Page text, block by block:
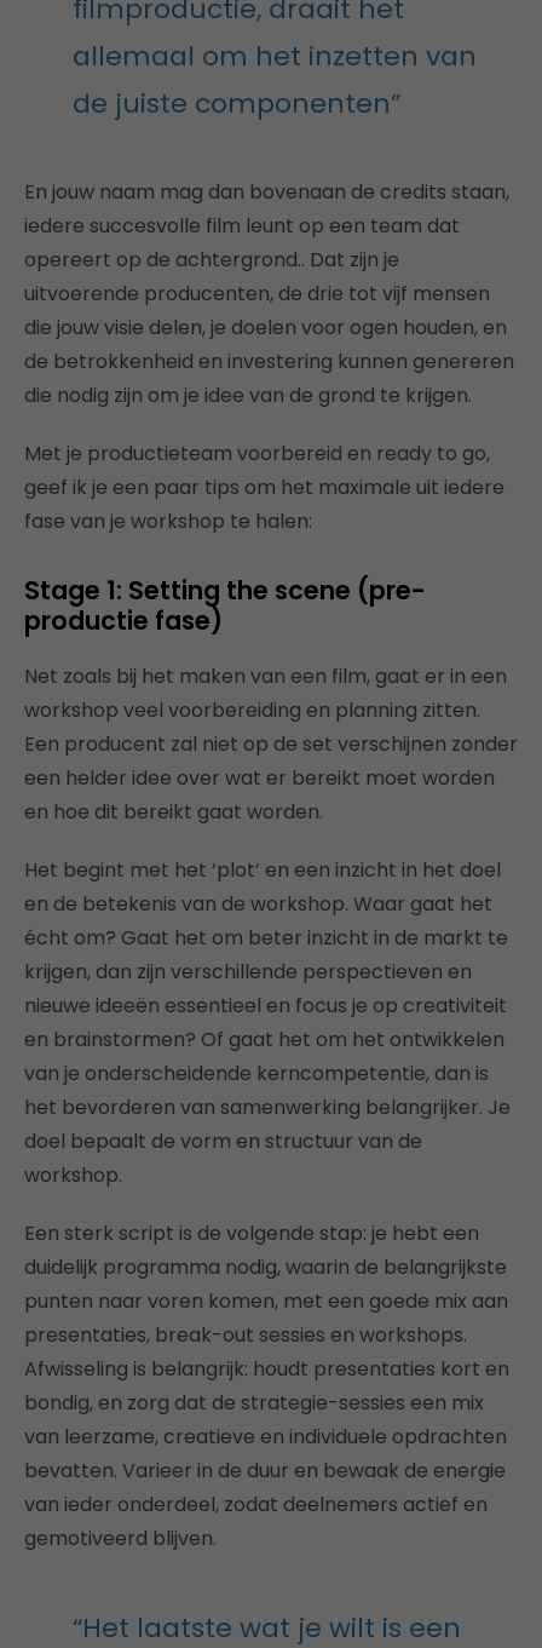
filmproductie, draait het
allemaal om het inzetten van
de juiste componenten”
En jouw naam mag dan bovenaan de credits staan,
iedere succesvolle film leunt op een team dat
opereert op de achtergrond.. Dat zijn je
uitvoerende producenten, de drie tot vijf mensen
die jouw visie delen, je doelen voor ogen houden, en
de betrokkenheid en investering kunnen genereren
die nodig zijn om je idee van de grond te krijgen.
Met je productieteam voorbereid en ready to go,
geef ik je een paar tips om het maximale uit iedere
fase van je workshop te halen:
Stage 1: Setting the scene (pre-
productie fase)
Net zoals bij het maken van een film, gaat er in een
workshop veel voorbereiding en planning zitten.
Een producent zal niet op de set verschijnen zonder
een helder idee over wat er bereikt moet worden
en hoe dit bereikt gaat worden.
Het begint met het ‘plot’ en een inzicht in het doel
en de betekenis van de workshop. Waar gaat het
écht om? Gaat het om beter inzicht in de markt te
krijgen, dan zijn verschillende perspectieven en
nieuwe ideeën essentieel en focus je op creativiteit
en brainstormen? Of gaat het om het ontwikkelen
van je onderscheidende kerncompetentie, dan is
het bevorderen van samenwerking belangrijker. Je
doel bepaalt de vorm en structuur van de
workshop.
Een sterk script is de volgende stap: je hebt een
duidelijk programma nodig, waarin de belangrijkste
punten naar voren komen, met een goede mix aan
presentaties, break-out sessies en workshops.
Afwisseling is belangrijk: houdt presentaties kort en
bondig, en zorg dat de strategie-sessies een mix
van leerzame, creatieve en individuele opdrachten
bevatten. Varieer in de duur en bewaak de energie
van ieder onderdeel, zodat deelnemers actief en
gemotiveerd blijven.
“Het laatste wat je wilt is een